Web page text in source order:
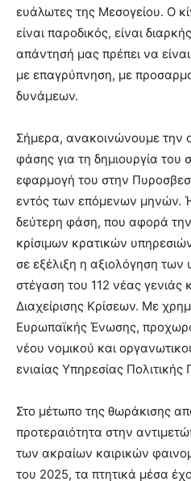
ευάλωτες της Μεσογείου. Ο
είναι παροδικός, είναι
απάντησή μας πρέπει να
με επαγρύπνηση, με
δυνάμεων.
Σήμερα, ανακοινώνουμε την
φάσης για τη δημιουργία του
εφαρμογή του στην
εντός των επόμενων μηνών.
δεύτερη φάση, που αφορά
κρίσιμων κρατικών
σε εξέλιξη η αξιολόγηση των
στέγαση του 112 νέας γενιάς
Διαχείρισης Κρίσεων. Με
Ευρωπαϊκής Ένωσης,
νέου νομικού και
ενιαίας Υπηρεσίας Πολιτικής
Στο μέτωπο της θωράκισης
προτεραιότητα στην
των ακραίων καιρικών
του 2025, τα πτητικά μέσα